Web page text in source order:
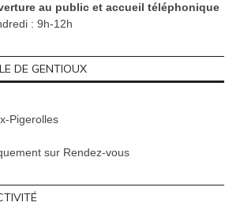
au public et accueil téléphonique
: 9h-12h
DE GENTIOUX
Pigerolles
sur Rendez-vous